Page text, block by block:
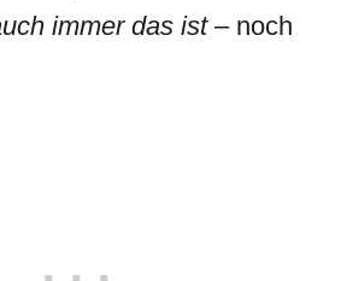
immer das ist– noch